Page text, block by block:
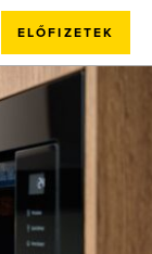
ELŐFIZETEK